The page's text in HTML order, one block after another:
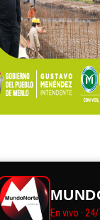
En vivo ·